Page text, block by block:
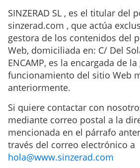
SINZERAD SL , es el titular del
sinzerad.com , que actúa
gestora de los contenidos del
Web, domiciliada en: C/ Del
ENCAMP, es la encargada de
funcionamiento del sitio Web
anteriormente.
Si quiere contactar con
mediante correo postal a la
mencionada en el párrafo
través del correo electrónico a
hola@www.sinzerad.com